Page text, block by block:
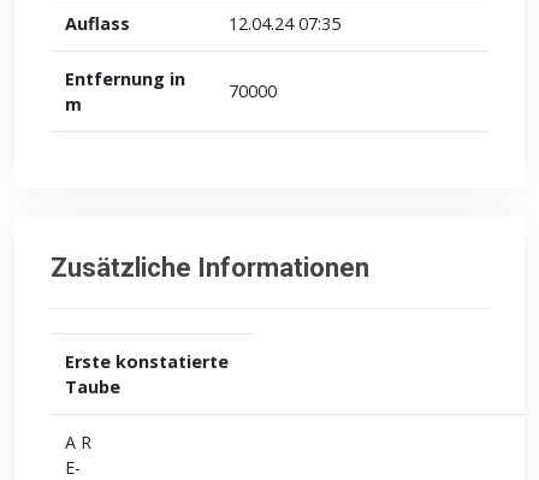
Auflass 12.04.24 07:35
Entfernung in
m
70000
Zusätzliche Informationen
Erste konstatierte
Taube
A R
E-